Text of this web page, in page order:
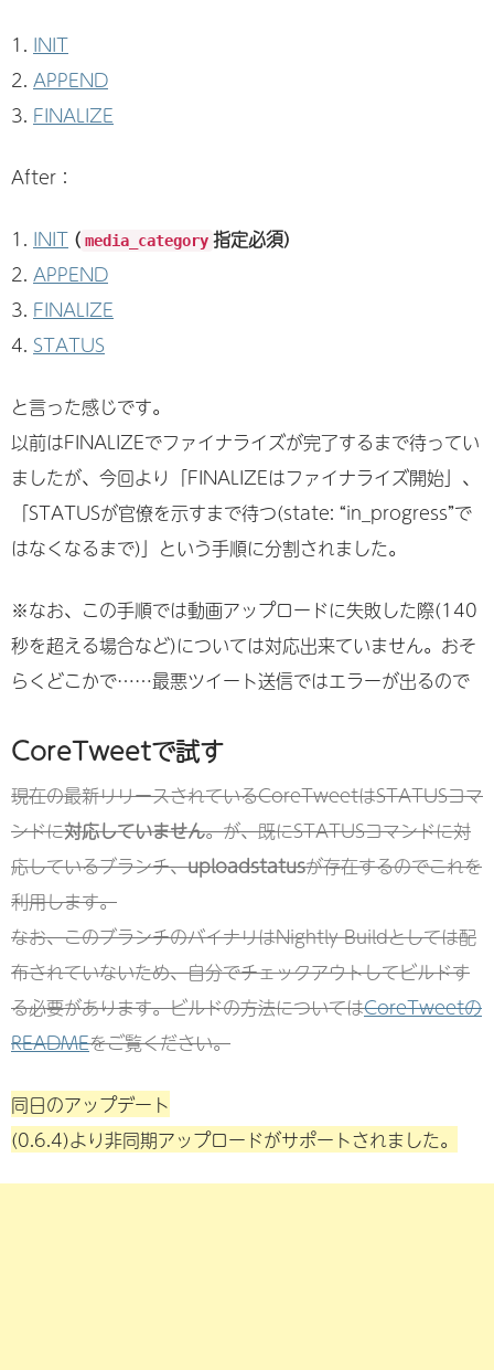
INIT
APPEND
FINALIZE
After：
INIT ( media_category 指定必須)
APPEND
FINALIZE
STATUS
と言った感じです。
以前はFINALIZEでファイナライズが完了するまで待ってい
ましたが、今回より「FINALIZEはファイナライズ開始」、
「STATUSが官僚を示すまで待つ(state: “in_progress”で
はなくなるまで)」という手順に分割されました。
※なお、この手順では動画アップロードに失敗した際(140
秒を超える場合など)については対応出来ていません。おそ
らくどこかで……最悪ツイート送信ではエラーが出るので
CoreTweetで試す
現在の最新リリースされているCoreTweetはSTATUSコマ
ンドに対応していません。が、既にSTATUSコマンドに対
応しているブランチ、uploadstatusが存在するのでこれを
利用します。
なお、このブランチのバイナリはNightly Buildとしては配
布されていないため、自分でチェックアウトしてビルドす
る必要があります。ビルドの方法についてはCoreTweetの
READMEをご覧ください。
同日のアップデート
(0.6.4)より非同期アップロードがサポートされました。